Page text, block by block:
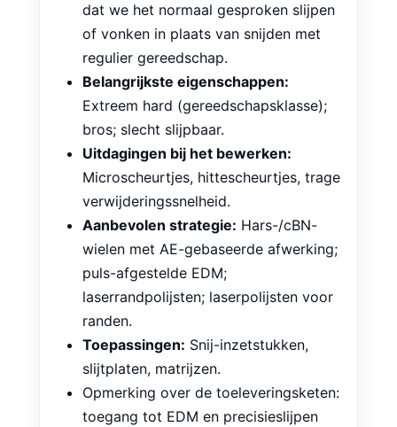
wolfraamcarbidekorrels, verlijmd met
een kobaltbindmiddel. Het is zo hard
dat we het normaal gesproken slijpen
of vonken in plaats van snijden met
regulier gereedschap.
Belangrijkste eigenschappen:
Extreem hard (gereedschapsklasse);
bros; slecht slijpbaar.
Uitdagingen bij het bewerken:
Microscheurtjes, hittescheurtjes, trage
verwijderingssnelheid.
Aanbevolen strategie:
wielen met AE-gebaseerde afwerking;
puls-afgestelde EDM;
laserrandpolijsten; laserpolijsten voor
randen.
Toepassingen:Snij-inzetstukken,
slijtplaten, matrijzen.